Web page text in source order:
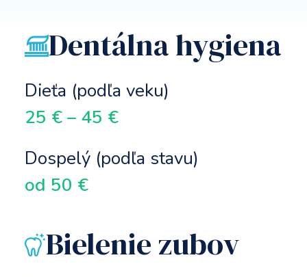
Dentálna hygiena
Dieťa (podľa veku)
25 € – 45 €
Dospelý (podľa stavu)
od 50 €
Bielenie zubov